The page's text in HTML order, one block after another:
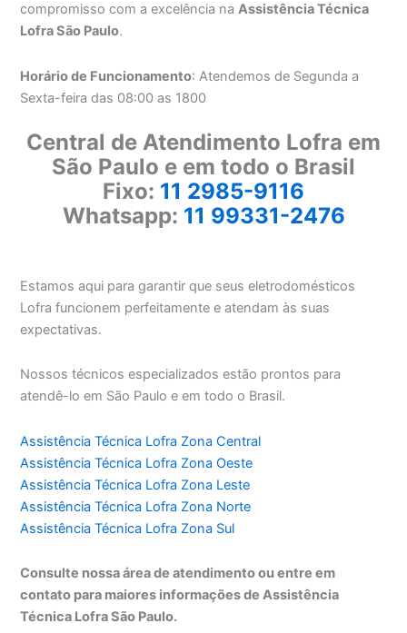
compromisso com a excelência naAssistência Técnica
Lofra São Paulo.
Horário de Funcionamento: Atendemos de Segunda a
Sexta-feira das 08:00 as 1800
Central de Atendimento Lofra em
São Paulo e em todo o Brasil
Fixo: 11 2985-9116
Whatsapp: 11 99331-2476
Estamos aqui para garantir que seus eletrodomésticos
Lofra funcionem perfeitamente e atendam às suas
expectativas.
Nossos técnicos especializados estão prontos para
atendê-lo em São Paulo e em todo o Brasil.
Assistência Técnica Lofra Zona Central
Assistência Técnica Lofra Zona Oeste
Assistência Técnica Lofra Zona Leste
Assistência Técnica Lofra Zona Norte
Assistência Técnica Lofra Zona Sul
Consulte nossa área de atendimento ou entre em
contato para maiores informações de Assistência
Técnica Lofra São Paulo.